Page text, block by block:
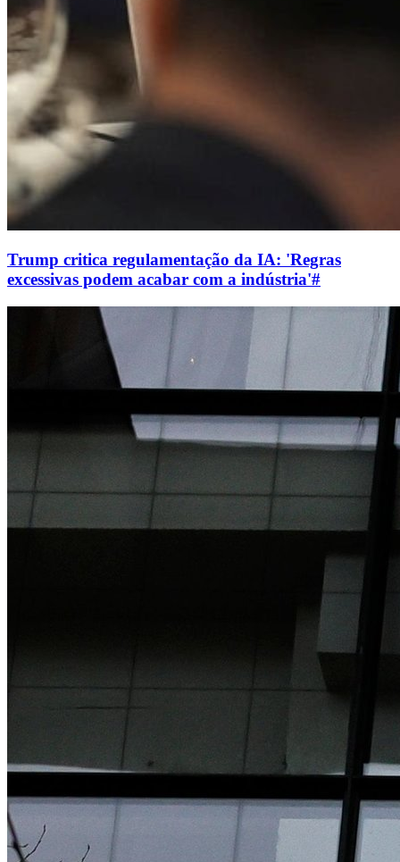
Trump critica regulamentação da IA: 'Regras
excessivas podem acabar com a indústria'#